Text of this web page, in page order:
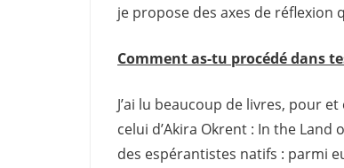
je propose des axes de réflexion
Comment as-tu procédé dans
J’ai lu beaucoup de livres, pour
celui d’Akira Okrent : In the
des espérantistes natifs : parmi